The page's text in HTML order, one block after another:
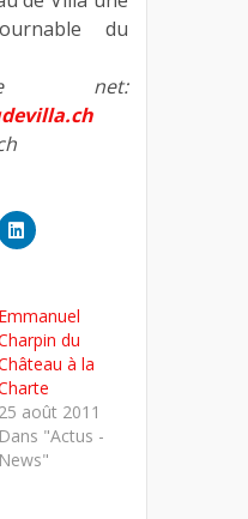
du
net:
Cliquez
pour
une
nouvelle
fenêtre)
Emmanuel
du
à la
25 août 2011
Dans "Actus -
News"